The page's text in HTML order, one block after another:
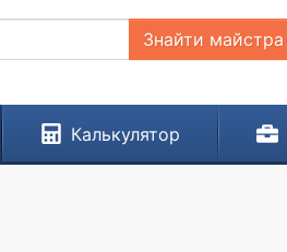
Знайти майстра
Калькулятор